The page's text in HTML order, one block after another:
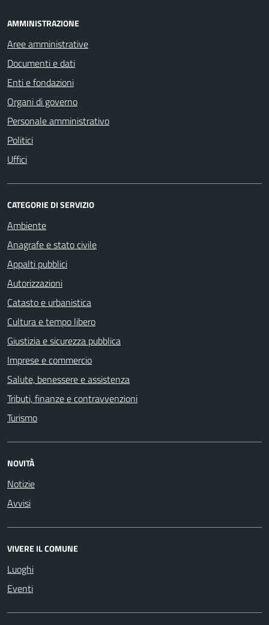
AMMINISTRAZIONE
Aree amministrative
Documenti e dati
Enti e fondazioni
Organi di governo
Personale amministrativo
Politici
Uffici
CATEGORIE DI SERVIZIO
Ambiente
Anagrafe e stato civile
Appalti pubblici
Autorizzazioni
Catasto e urbanistica
Cultura e tempo libero
Giustizia e sicurezza pubblica
Imprese e commercio
Salute, benessere e assistenza
Tributi, finanze e contravvenzioni
Turismo
NOVITÀ
Notizie
Avvisi
VIVERE IL COMUNE
Luoghi
Eventi